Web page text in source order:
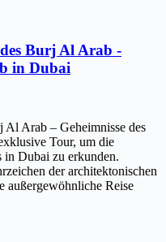
Burj Al Arab -
in Dubai
Arab – Geheimnisse des
Tour, um die
in Dubai zu erkunden.
der architektonischen
außergewöhnliche Reise